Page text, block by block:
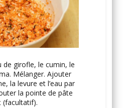
de girofle, le cumin, le
Mélanger. Ajouter
la levure et l’eau par
la pointe de pâte